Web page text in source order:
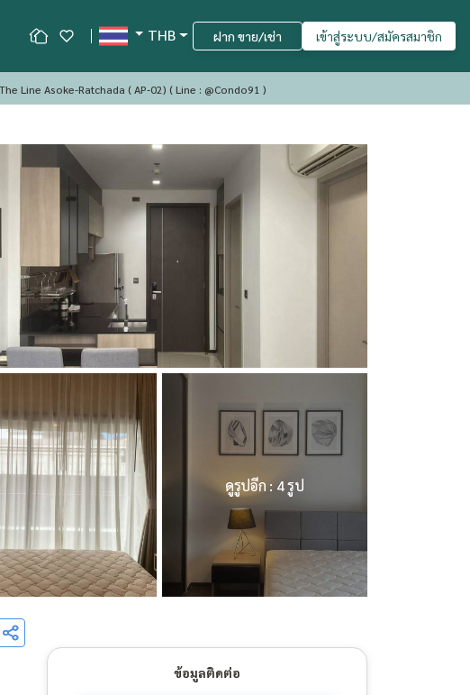
THB ฝาก ขาย/เช่า เข้าสู่ระบบ/สมัครสมาชิก
✨Condo For Rent : The Line Asoke-Ratchada ( AP-02) ( Line : @condo91 )
ดูรูปอีก : 4 รูป
ข้อมูลติดต่อ